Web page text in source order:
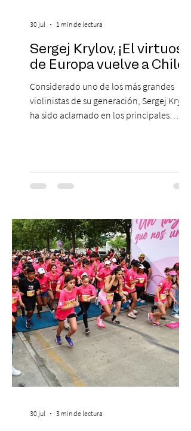
Sergej Krylov, ¡El virtuoso
de Europa vuelve a Chile!
Considerado uno de los más grandes
violinistas de su generación, Sergej Krylov
ha sido aclamado en los principales
escenario del Teatro CA660 para
protagonizar una velada extraordinaria
Las Cuatro Estaciones de Antonio Vivaldi y
Las Cuatro Estaciones Porteñas de Astor
Piazzolla. Déja
30 jul 1 min de lectura
30 jul 3 min de lectura